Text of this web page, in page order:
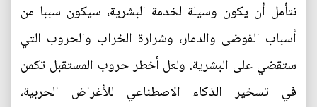
‬نتأمل أن‮ ‬يكون وسيلة لخدمة‮ ‬البشرية،‮ ‬سيكون سببا من
أسباب الفوضى والدمار،‮ ‬وشرارة الخراب والحروب التي‮
‬ستقضي‮ ‬على البشرية‮. ‬ولعل أخطر حروب المستقبل تكمن
في‮ ‬تسخير الذكاء الاصطناعي‮ ‬للأغراض الحربية،‮